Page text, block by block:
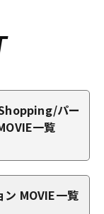
パー
一覧
ン MOVIE一覧